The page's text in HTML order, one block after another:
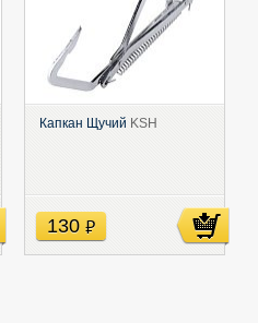
Капкан Щучий KSH
130 руб